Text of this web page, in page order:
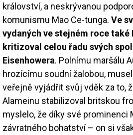
království, a neskrývanou
komunismu Mao Ce-tunga. Ve
vydaných ve stejném roce
kritizoval celou řadu svých
Eisenhowera. Polnímu maršálu
hrozícímu soudní žalobou,
veřejně vyjádřit svůj vděk za to,
Alameinu stabilizoval britskou
myslelo, že díky své prominenci
závratného bohatství – on si